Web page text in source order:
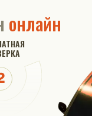
онлайн